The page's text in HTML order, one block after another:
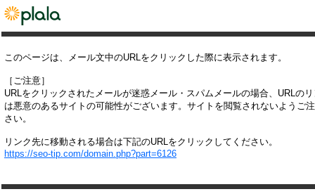
このページは、メール文中のURLをクリックした際に表示されます。
［ご注意］
URLをクリックされたメールが迷惑メール・スパムメールの場合、URLの
は悪意のあるサイトの可能性がございます。サイトを閲覧されないようご
さい。
リンク先に移動される場合は下記のURLをクリックしてください。
https://seo-tip.com/domain.php?part=6126